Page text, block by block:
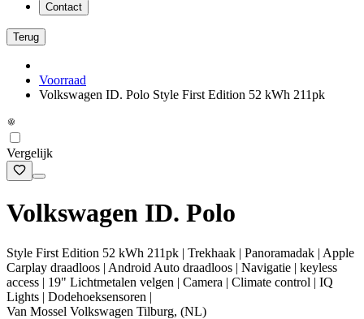
Contact
Terug
Voorraad
Volkswagen ID. Polo Style First Edition 52 kWh 211pk
Vergelijk
Volkswagen ID. Polo
Style First Edition 52 kWh 211pk | Trekhaak | Panoramadak | Apple
Carplay draadloos | Android Auto draadloos | Navigatie | keyless
access | 19" Lichtmetalen velgen | Camera | Climate control | IQ
Lights | Dodehoeksensoren |
Van Mossel Volkswagen Tilburg, (NL)